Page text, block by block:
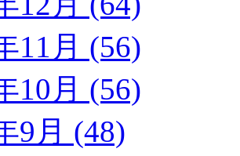
11月 (56)
10月 (56)
9月 (48)